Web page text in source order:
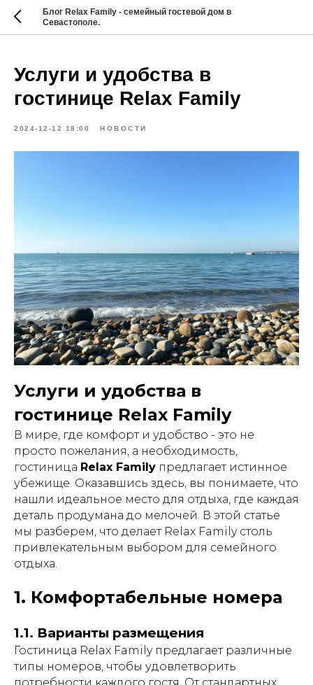
Блог Relax Family - семейный гостевой дом в
Севастополе.
Услуги и удобства в
гостинице Relax Family
2024-12-12 18:00 НОВОСТИ
Услуги и удобства в
гостинице Relax Family
В мире, где комфорт и удобство - это не
просто пожелания, а необходимость,
гостиница Relax Family предлагает истинное
убежище. Оказавшись здесь, вы понимаете, что
нашли идеальное место для отдыха, где каждая
деталь продумана до мелочей. В этой статье
мы разберем, что делает Relax Family столь
привлекательным выбором для семейного
отдыха.
1. Комфортабельные номера
1.1. Варианты размещения
Гостиница Relax Family предлагает различные
типы номеров, чтобы удовлетворить